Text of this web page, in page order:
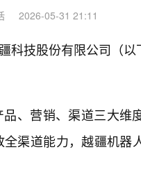
2026-05-31 21:11
科技股份有限公司（
、营销、渠道三大
渠道能力，越疆机